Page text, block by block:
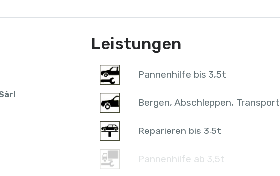
Leistungen
Pannenhilfe bis 3,5t
Bergen, Abschleppen,
Reparieren bis 3,5t
Pannenhilfe ab 3,5t